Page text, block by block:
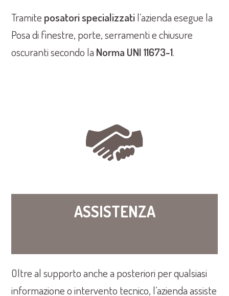
Tramite posatori specializzatil’azienda esegue la
Posa di finestre, porte, serramenti e chiusure
oscuranti secondo la Norma UNI 11673-1.
ASSISTENZA
Oltre al supporto anche a posteriori per qualsiasi
informazione o intervento tecnico, l’azienda assiste